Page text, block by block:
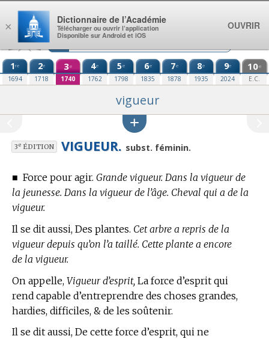
Aller au contenu
1re
1694
2e
1718
3e
1740
4e
1762
5e
1798
6e
1835
7e
1878
8e
1935
9e
2024
10e
E.C.
vigueur
3eÉDITION VIGUEUR. subst. féminin.
■ Force pour agir. Grande vigueur. Dans la vigueur de
la jeunesse. Dans la vigueur de l’âge. Cheval qui a de la
vigueur.
Il se dit aussi, Des plantes. Cet arbre a repris de la
vigueur depuis qu’on l’a taillé. Cette plante a encore
de la vigueur.
On appelle, Vigueur d’esprit, La force d’esprit qui
rend capable d’entreprendre des choses grandes,
hardies, difficiles, & de les soûtenir.
Il se dit aussi, De cette force d’esprit, qui ne
×
Dictionnaire de l’Académie
Télécharger ou ouvrir l’application
Disponible sur Android et iOS
OUVRIR